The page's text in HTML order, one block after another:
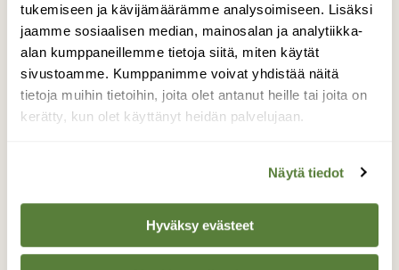
tukemiseen ja kävijämäärämme analysoimiseen. Lisäksi
jaamme sosiaalisen median, mainosalan ja analytiikka-
alan kumppaneillemme tietoja siitä, miten käytät
sivustoamme. Kumppanimme voivat yhdistää näitä
tietoja muihin tietoihin, joita olet antanut heille tai joita on
kerätty, kun olet käyttänyt heidän palvelujaan.
Näytä tiedot
Hyväksy evästeet
Siellä se toljottaa
Metsätiellä vastaan käveli valkohäntäkauris
joka pysähtyi minut nähtyään. Tuijotti niin
kauan, että ehdin ottaa kameran esiin.
Pakoloikat olivat näyttäviä, häntä pystyssä.
Valokuvaaja: Reijo Juurinen, Nuuksion
kansallispuisto Heinäkuu
TAKAISIN LISTAAN